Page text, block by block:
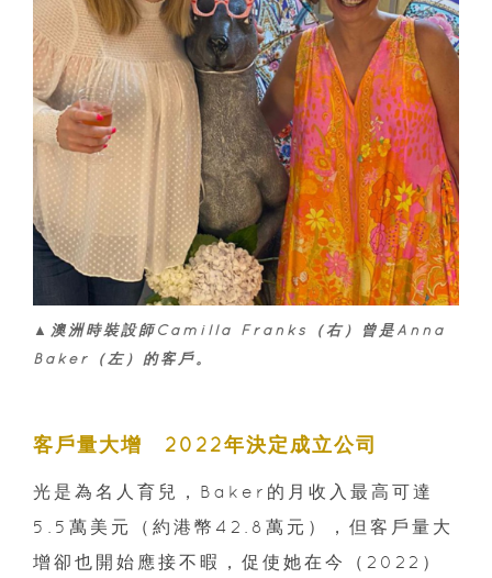
▲澳洲時裝設師Camilla Franks（右）曾是Anna
Baker（左）的客戶。
客戶量大增 2022年決定成立公司
光是為名人育兒，Baker的月收入最高可達
5.5萬美元（約港幣42.8萬元），但客戶量大
增卻也開始應接不暇，促使她在今（2022）